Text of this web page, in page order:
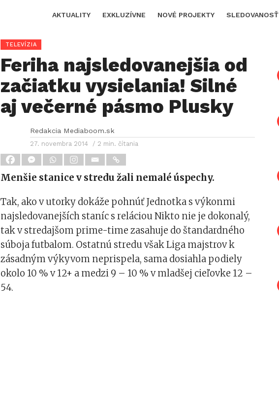
AKTUALITY EXKLUZÍVNE NOVÉ PROJEKTY SLEDOVANOSŤ
TELEVÍZIA
Feriha najsledovanejšia od
začiatku vysielania! Silné
aj večerné pásmo Plusky
Redakcia Mediaboom.sk
27. novembra 2014 / 2 min. čítania
Menšie stanice v stredu žali nemalé úspechy.
Tak, ako v utorky dokáže pohnúť Jednotka s výkonmi
najsledovanejších staníc s reláciou Nikto nie je dokonalý,
tak v stredajšom prime-time zasahuje do štandardného
súboja futbalom. Ostatnú stredu však Liga majstrov k
zásadným výkyvom neprispela, sama dosiahla podiely
okolo 10 % v 12+ a medzi 9 – 10 % v mladšej cieľovke 12 –
54.